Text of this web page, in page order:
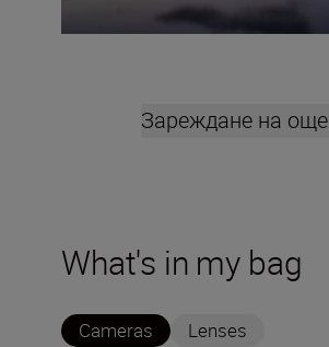
Зареждане на още
What's in my bag
Cameras Lenses